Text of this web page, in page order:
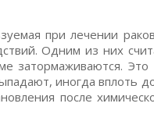
при лечении
Одним из них
затормаживаются. Это
иногда вплоть
после